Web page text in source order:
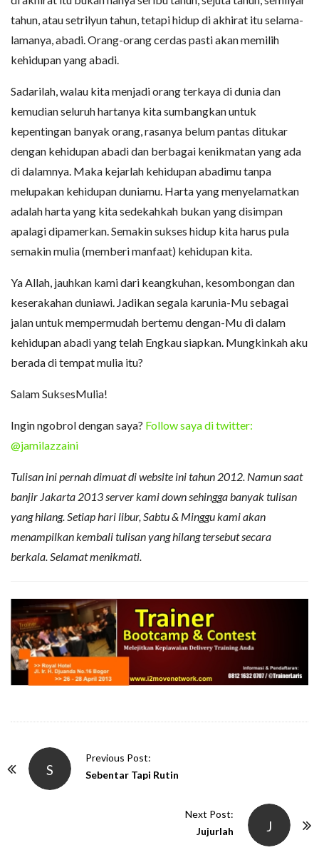
tahun, atau setrilyun tahun, tetapi hidup di akhirat itu selama-
lamanya, abadi. Orang-orang cerdas pasti akan memilih
kehidupan yang abadi.
Sadarilah, walau kita menjadi orang terkaya di dunia dan
kemudian seluruh hartanya kita sumbangkan untuk
kepentingan banyak orang, rasanya belum pantas ditukar
dengan kehidupan abadi dan berbagai kenikmatan yang ada
di dalamnya. Maka kejarlah kehidupan abadimu tanpa
melupakan kehidupan duniamu. Harta yang menyelamatkan
adalah harta yang kita sedekahkah bukan yang disimpan
apalagi dipamerkan. Semakin sukses hidup kita harus pula
semakin mulia (memberi manfaat) kehidupan kita.
Ya Allah, jauhkan kami dari keangkuhan, kesombongan dan
keserakahan duniawi. Jadikan segala karunia-Mu sebagai
jalan untuk mempermudah bertemu dengan-Mu di dalam
kehidupan abadi yang telah Engkau siapkan. Mungkinkah aku
berada di tempat mulia itu?
Salam SuksesMulia!
Ingin ngobrol dengan saya? Follow saya di twitter:
@jamilazzaini
Tulisan ini pernah dimuat di website ini tahun 2012. Namun saat
banjir Jakarta 2013 server kami down sehingga banyak tulisan
yang hilang. Setiap hari libur, Sabtu & Minggu kami akan
menampilkan kembali tulisan yang hilang tersebut secara
berkala. Selamat menikmati.
S
Previous Post:
Sebentar Tapi Rutin
J
Next Post:
Jujurlah